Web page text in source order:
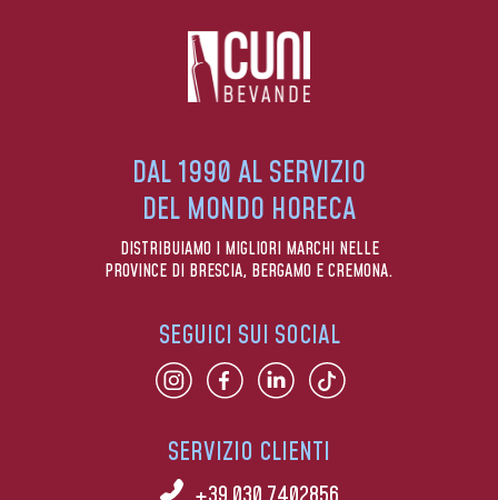
DAL 1990 AL SERVIZIO
DEL MONDO HORECA
DISTRIBUIAMO I MIGLIORI MARCHI NELLE
PROVINCE DI BRESCIA, BERGAMO E CREMONA.
SERVIZIO CLIENTI
SEGUICI SUI SOCIAL